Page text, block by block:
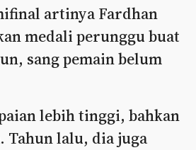
artinya Fardhan
medali perunggu buat
sang pemain belum
lebih tinggi, bahkan
Tahun lalu, dia juga